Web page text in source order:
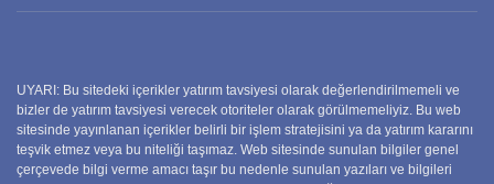
UYARI: Bu sitedeki içerikler yatırım tavsiyesi olarak değerlendirilmemeli ve
bizler de yatırım tavsiyesi verecek otoriteler olarak görülmemeliyiz. Bu web
sitesinde yayınlanan içerikler belirli bir işlem stratejisini ya da yatırım kararını
teşvik etmez veya bu niteliği taşımaz. Web sitesinde sunulan bilgiler genel
çerçevede bilgi verme amacı taşır bu nedenle sunulan yazıları ve bilgileri